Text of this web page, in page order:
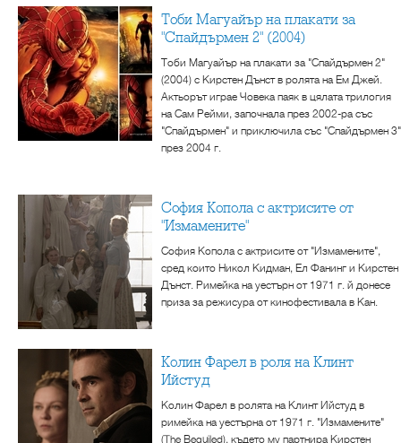
Тоби Магуайър на плакати за
"Спайдърмен 2" (2004)
Тоби Магуайър на плакати за "Спайдърмен 2"
(2004) с Кирстен Дънст в ролята на Ем Джей.
Актьорът играе Човека паяк в цялата трилогия
на Сам Рейми, започнала през 2002-ра със
"Спайдърмен" и приключила със "Спайдърмен 3"
през 2004 г.
София Копола с актрисите от
"Измамените"
София Копола с актрисите от "Измамените",
сред които Никол Кидман, Ел Фанинг и Кирстен
Дънст. Римейка на уестърн от 1971 г. й донесе
приза за режисура от кинофестивала в Кан.
Колин Фарел в роля на Клинт
Ийстуд
Колин Фарел в ролята на Клинт Ийстуд в
римейка на уестърна от 1971 г. "Измамените"
(The Beguiled), където му партнира Кирстен